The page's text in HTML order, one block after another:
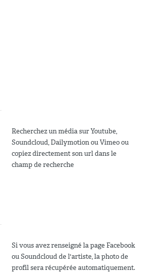
Recherchez un média sur Youtube,
Soundcloud, Dailymotion ou Vimeo ou
copiez directement son url dans le
champ de recherche
Si vous avez renseigné la page Facebook
ou Soundcloud de l'artiste, la photo de
profil sera récupérée automatiquement.